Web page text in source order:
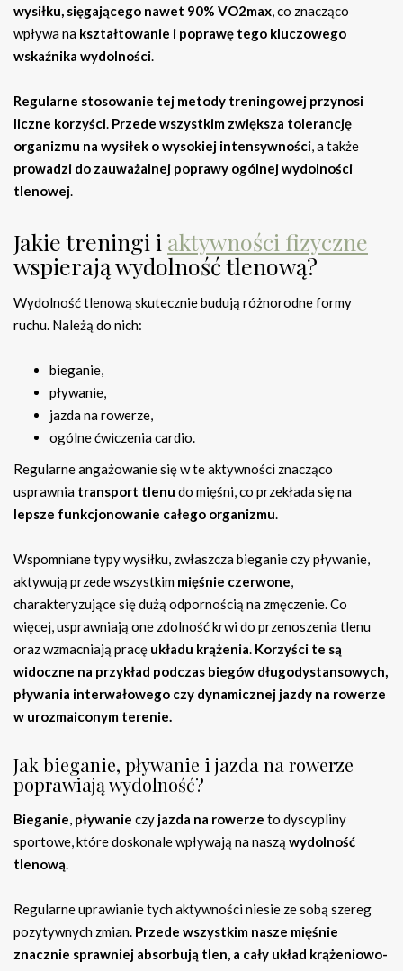
wysiłku, sięgającego nawet 90% VO2max, co znacząco
wpływa na kształtowanie i poprawę tego kluczowego
wskaźnika wydolności.
Regularne stosowanie tej metody treningowej przynosi
liczne korzyści. Przede wszystkim zwiększa tolerancję
organizmu na wysiłek o wysokiej intensywności, a także
prowadzi do zauważalnej poprawy ogólnej wydolności
tlenowej.
Jakie treningi i aktywności fizyczne
wspierają wydolność tlenową?
Wydolność tlenową skutecznie budują różnorodne formy
ruchu. Należą do nich:
bieganie,
pływanie,
jazda na rowerze,
ogólne ćwiczenia cardio.
Regularne angażowanie się w te aktywności znacząco
usprawnia transport tlenu do mięśni, co przekłada się na
lepsze funkcjonowanie całego organizmu.
Wspomniane typy wysiłku, zwłaszcza bieganie czy pływanie,
aktywują przede wszystkim mięśnie czerwone,
charakteryzujące się dużą odpornością na zmęczenie. Co
więcej, usprawniają one zdolność krwi do przenoszenia tlenu
oraz wzmacniają pracę układu krążenia. Korzyści te są
widoczne na przykład podczas biegów długodystansowych,
pływania interwałowego czy dynamicznej jazdy na rowerze
w urozmaiconym terenie.
Jak bieganie, pływanie i jazda na rowerze
poprawiają wydolność?
Bieganie, pływanie czy jazda na rowerze to dyscypliny
sportowe, które doskonale wpływają na naszą wydolność
tlenową.
Regularne uprawianie tych aktywności niesie ze sobą szereg
pozytywnych zmian. Przede wszystkim nasze mięśnie
znacznie sprawniej absorbują tlen, a cały układ krążeniowo-